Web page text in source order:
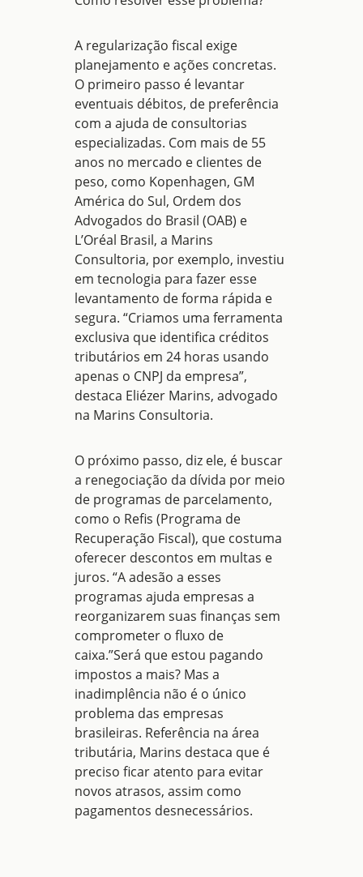
A regularização fiscal exige
planejamento e ações concretas.
O primeiro passo é levantar
eventuais débitos, de preferência
com a ajuda de consultorias
especializadas. Com mais de 55
anos no mercado e clientes de
peso, como Kopenhagen, GM
América do Sul, Ordem dos
Advogados do Brasil (OAB) e
L’Oréal Brasil, a Marins
Consultoria, por exemplo, investiu
em tecnologia para fazer esse
levantamento de forma rápida e
segura. “Criamos uma ferramenta
exclusiva que identifica créditos
tributários em 24 horas usando
apenas o CNPJ da empresa”,
destaca Eliézer Marins, advogado
na Marins Consultoria.
O próximo passo, diz ele, é buscar
a renegociação da dívida por meio
de programas de parcelamento,
como o Refis (Programa de
Recuperação Fiscal), que costuma
oferecer descontos em multas e
juros. “A adesão a esses
programas ajuda empresas a
reorganizarem suas finanças sem
comprometer o fluxo de
caixa.”Será que estou pagando
impostos a mais? Mas a
inadimplência não é o único
problema das empresas
brasileiras. Referência na área
tributária, Marins destaca que é
preciso ficar atento para evitar
novos atrasos, assim como
pagamentos desnecessários.